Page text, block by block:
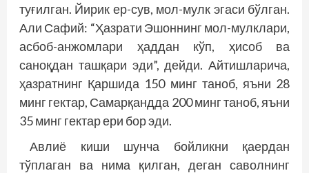
туғилган. Йирик ер-сув, мол-мулк эгаси бўлган.
Али Сафий: “Ҳазрати Эшоннинг мол-мулклари,
асбоб-анжомлари ҳаддан кўп, ҳисоб ва
саноқдан ташқари эди”, дейди. Айтишларича,
ҳазратнинг Қаршида 150 минг таноб, яъни 28
минг гектар, Самарқандда 200 минг таноб, яъни
35 минг гектар ери бор эди.
Авлиё киши шунча бойликни қаердан
тўплаган ва нима қилган, деган саволнинг